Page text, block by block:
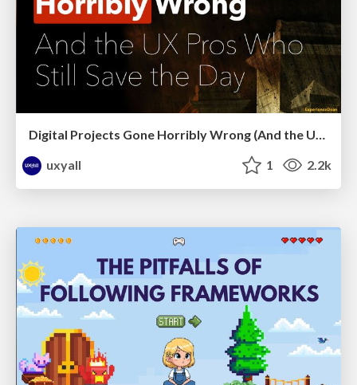
Digital Projects Gone Horribly Wrong (And the UX Pros Who Still Save the Day) - Dean Schuster
uxyall
1 2.2k